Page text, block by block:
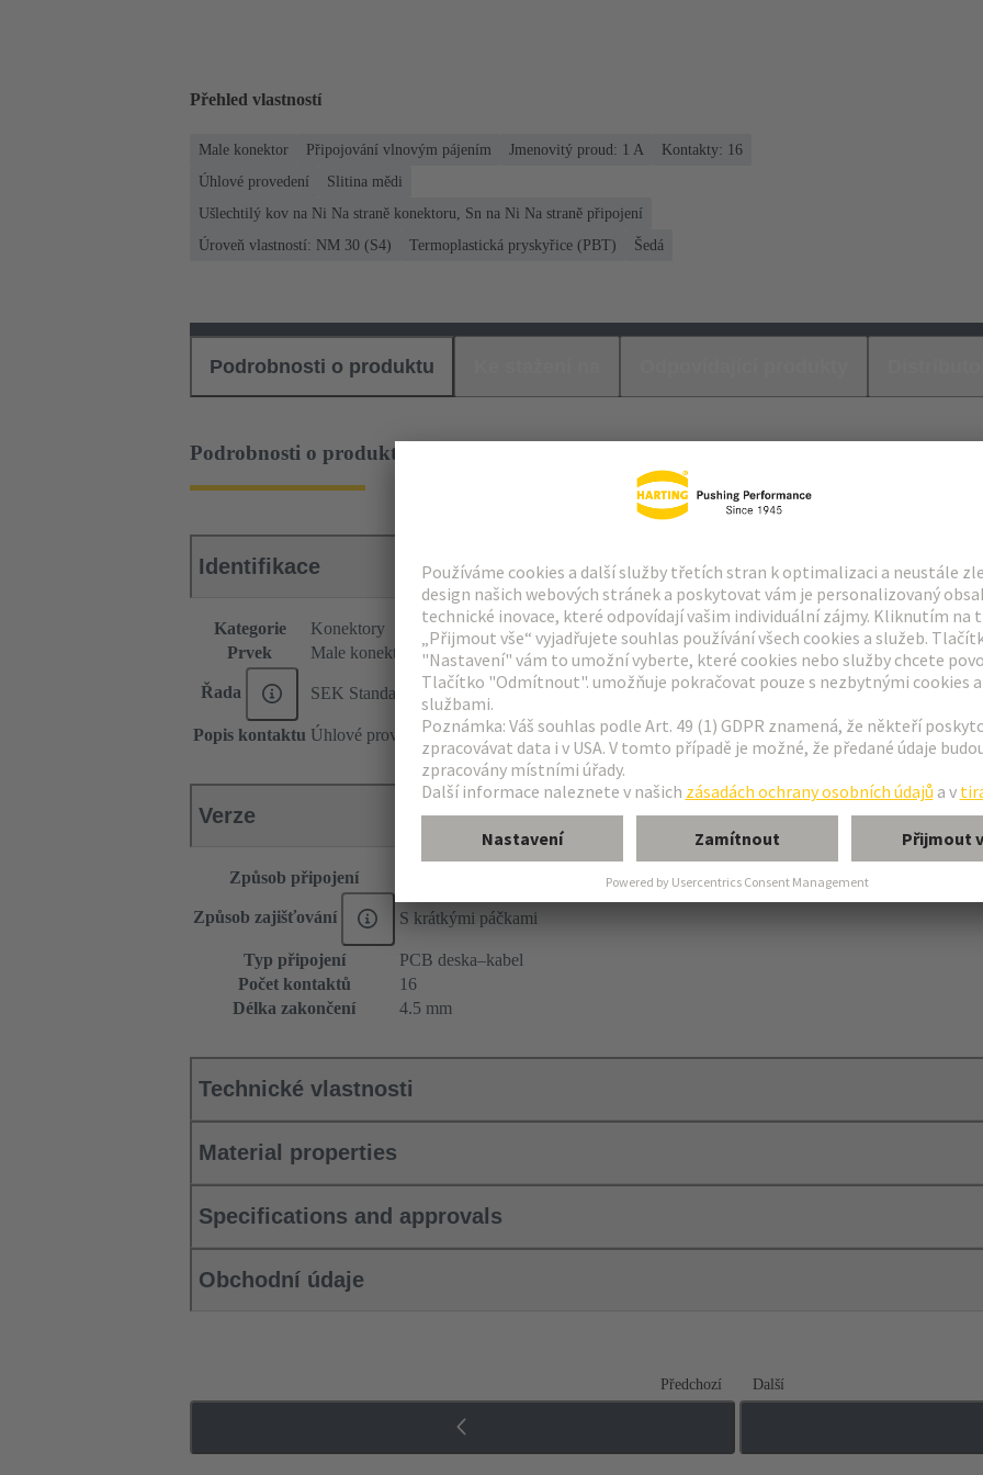
Přehled vlastností
Male konektor Připojování vlnovým pájením Jmenovitý proud: ‌1 A
Kontakty: 16
Úhlové provedení
Slitina mědi
Ušlechtilý kov na Ni Na straně konektoru, Sn na Ni Na straně připojení
Úroveň vlastností: NM 30 (S4)
Termoplastická pryskyřice (PBT) Šedá
Podrobnosti o produktu
Podrobnosti o produktu
Identifikace
Kategorie
Konektory
Prvek
Male konektor
Řada SEK Standardní
Popis kontaktu Úhlové provedení
Verze
Způsob připojení
Způsob zajišťování S krátkými páčkami
Typ připojení
PCB deska–kabel
Počet kontaktů
16
Délka zakončení
4.5 mm
Technické vlastnosti
Material properties
Specifications and approvals
Obchodní údaje
Předchozí Další